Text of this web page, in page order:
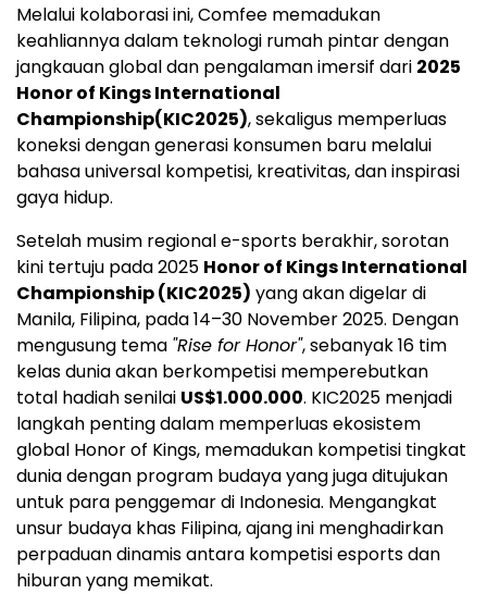
Melalui kolaborasi ini, Comfee memadukan
keahliannya dalam teknologi rumah pintar dengan
jangkauan global dan pengalaman imersif dari 2025
Honor of Kings International
Championship(KIC2025), sekaligus memperluas
koneksi dengan generasi konsumen baru melalui
bahasa universal kompetisi, kreativitas, dan inspirasi
gaya hidup.
Setelah musim regional e-sports berakhir, sorotan
kini tertuju pada 2025 Honor of Kings International
Championship (KIC2025) yang akan digelar di
Manila, Filipina, pada 14–30 November 2025. Dengan
mengusung tema "Rise for Honor", sebanyak 16 tim
kelas dunia akan berkompetisi memperebutkan
total hadiah senilai US$1.000.000. KIC2025 menjadi
langkah penting dalam memperluas ekosistem
global Honor of Kings, memadukan kompetisi tingkat
dunia dengan program budaya yang juga ditujukan
untuk para penggemar di Indonesia. Mengangkat
unsur budaya khas Filipina, ajang ini menghadirkan
perpaduan dinamis antara kompetisi esports dan
hiburan yang memikat.